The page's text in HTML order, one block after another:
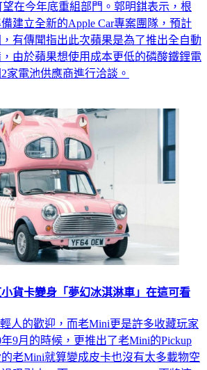
師郭明錤指出，蘋果即將重新啟動
望在今年底重組部門。郭明錤表示，根
建立全新的Apple Car專案團隊，預計
有傳聞指出此次蘋果是為了推出全自動
由於蘋果想使用成本更低的磷酸鐵鋰電
人的歡迎，而老Mini更是許多收藏玩家
9月的時候，更推出了老Mini的Pickup